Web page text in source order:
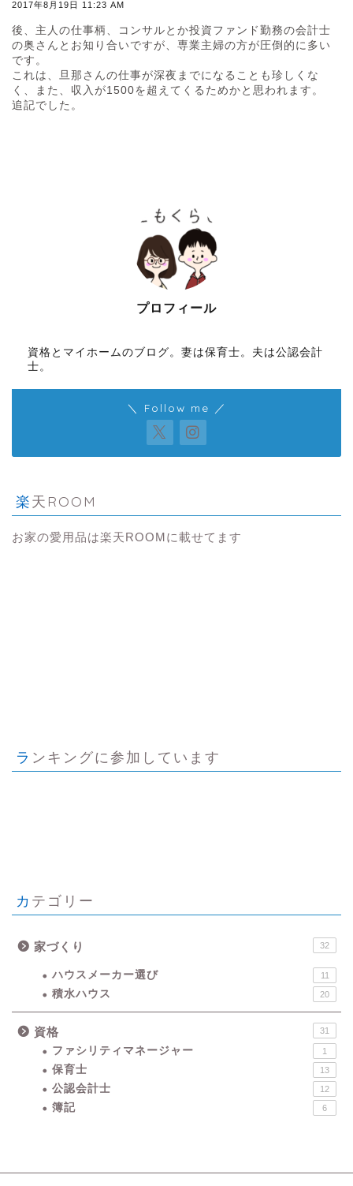
2017年8月19日 11:23 AM
後、主人の仕事柄、コンサルとか投資ファンド勤務の会計士
の奥さんとお知り合いですが、専業主婦の方が圧倒的に多い
です。
これは、旦那さんの仕事が深夜までになることも珍しくな
く、また、収入が1500を超えてくるためかと思われます。
追記でした。
プロフィール
資格とマイホームのブログ。妻は保育士。夫は公認会計
士。
＼ Follow me ／
楽天ROOM
お家の愛用品は楽天ROOMに載せてます
ランキングに参加しています
カテゴリー
家づくり 32
ハウスメーカー選び 11
積水ハウス 20
資格 31
ファシリティマネージャー 1
保育士 13
公認会計士 12
簿記 6